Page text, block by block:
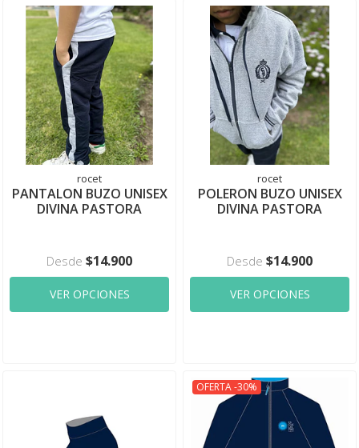
rocet
PANTALON BUZO UNISEX
DIVINA PASTORA
Desde $14.900
VER OPCIONES
rocet
POLERON BUZO UNISEX
DIVINA PASTORA
Desde $14.900
VER OPCIONES
OFERTA -30%